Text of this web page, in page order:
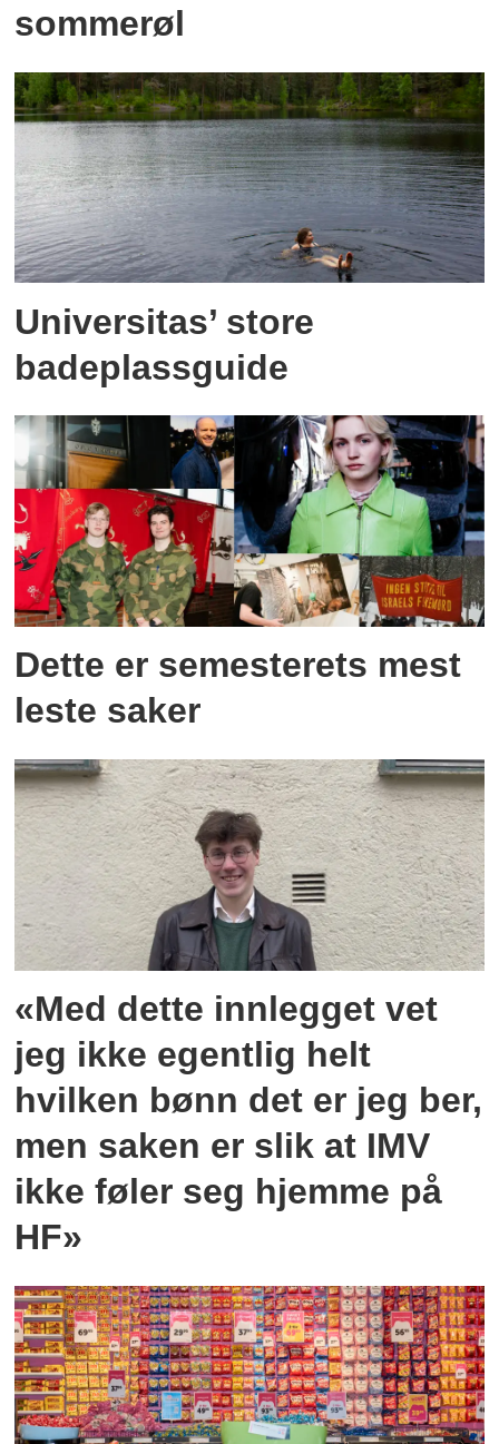
sommerøl
Universitas’ store
badeplassguide
Dette er semesterets mest
leste saker
«Med dette innlegget vet
jeg ikke egentlig helt
hvilken bønn det er jeg ber,
men saken er slik at IMV
ikke føler seg hjemme på
HF»